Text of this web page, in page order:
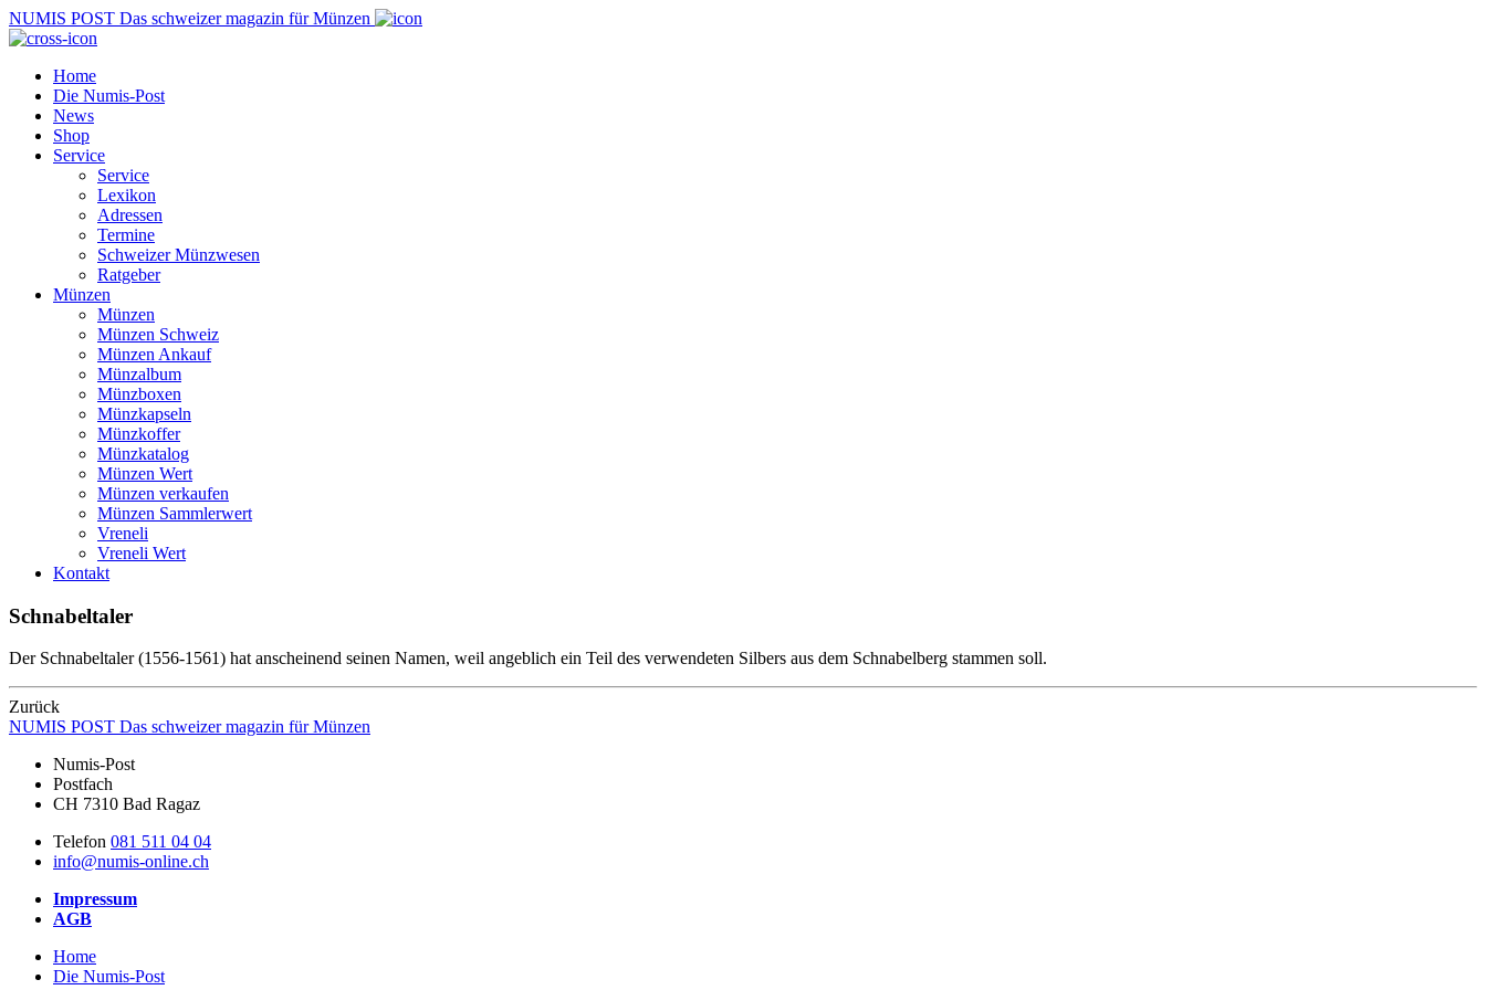
NUMIS POST Das schweizer magazin für Münzen
Home
Die Numis-Post
News
Shop
Service
Service
Lexikon
Adressen
Termine
Schweizer Münzwesen
Ratgeber
Münzen
Münzen
Münzen Schweiz
Münzen Ankauf
Münzalbum
Münzboxen
Münzkapseln
Münzkoffer
Münzkatalog
Münzen Wert
Münzen verkaufen
Münzen Sammlerwert
Vreneli
Vreneli Wert
Kontakt
Schnabeltaler
Der Schnabeltaler (1556-1561) hat anscheinend seinen Namen, weil angeblich ein Teil des verwendeten Silbers aus dem Schnabelberg stammen soll.
Zurück
NUMIS POST Das schweizer magazin für Münzen
Numis-Post
Postfach
CH 7310 Bad Ragaz
Telefon 081 511 04 04
info@numis-online.ch
Impressum
AGB
Home
Die Numis-Post